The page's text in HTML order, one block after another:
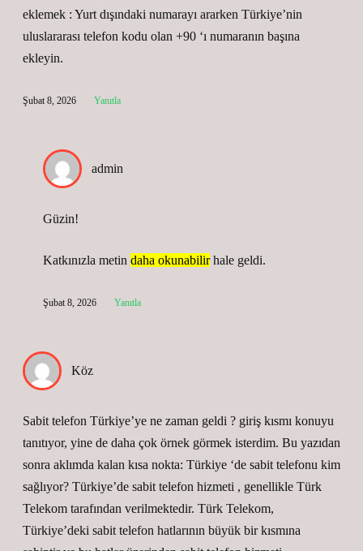
eklemek : Yurt dışındaki numarayı ararken Türkiye’nin
uluslararası telefon kodu olan +90 ‘ı numaranın başına
ekleyin.
Şubat 8, 2026 Yanıtla
admin
Güzin!
Katkınızla metin daha okunabilirhale geldi.
Şubat 8, 2026 Yanıtla
Köz
Sabit telefon Türkiye’ye ne zaman geldi ? giriş kısmı konuyu
tanıtıyor, yine de daha çok örnek görmek isterdim. Bu yazıdan
sonra aklımda kalan kısa nokta: Türkiye ‘de sabit telefonu kim
sağlıyor? Türkiye’de sabit telefon hizmeti , genellikle Türk
Telekom tarafından verilmektedir. Türk Telekom,
Türkiye’deki sabit telefon hatlarının büyük bir kısmına